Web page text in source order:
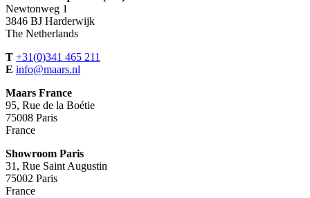
Newtonweg 1
3846 BJ Harderwijk
The Netherlands
T +31(0)341 465 211
E info@maars.nl
Maars France
95, Rue de la Boétie
75008 Paris
France
Showroom Paris
31, Rue Saint Augustin
75002 Paris
France